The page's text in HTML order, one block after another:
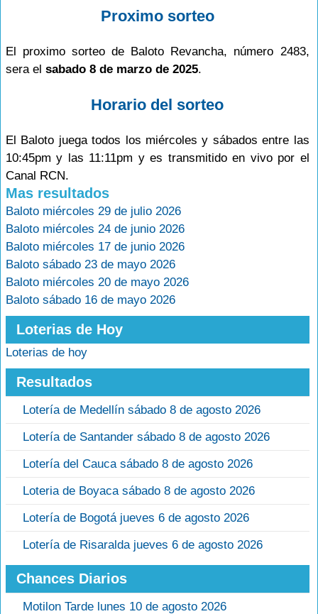
Proximo sorteo
El proximo sorteo de Baloto Revancha, número 2483,
sera el sabado 8 de marzo de 2025.
Horario del sorteo
El Baloto juega todos los miércoles y sábados entre las
10:45pm y las 11:11pm y es transmitido en vivo por el
Canal RCN.
Mas resultados
Baloto miércoles 29 de julio 2026
Baloto miércoles 24 de junio 2026
Baloto miércoles 17 de junio 2026
Baloto sábado 23 de mayo 2026
Baloto miércoles 20 de mayo 2026
Baloto sábado 16 de mayo 2026
Loterias de Hoy
Loterias de hoy
Resultados
Lotería de Medellín sábado 8 de agosto 2026
Lotería de Santander sábado 8 de agosto 2026
Lotería del Cauca sábado 8 de agosto 2026
Loteria de Boyaca sábado 8 de agosto 2026
Lotería de Bogotá jueves 6 de agosto 2026
Lotería de Risaralda jueves 6 de agosto 2026
Chances Diarios
Motilon Tarde lunes 10 de agosto 2026